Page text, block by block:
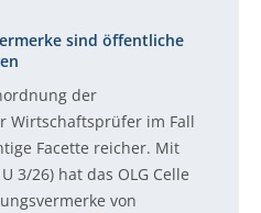
sind öffentliche
der
Wirtschaftsprüfer im Fall
Facette reicher. Mit
3/26) hat das OLG Celle
von